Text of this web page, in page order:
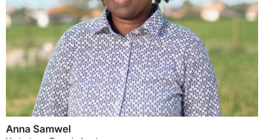
Anna Samwel